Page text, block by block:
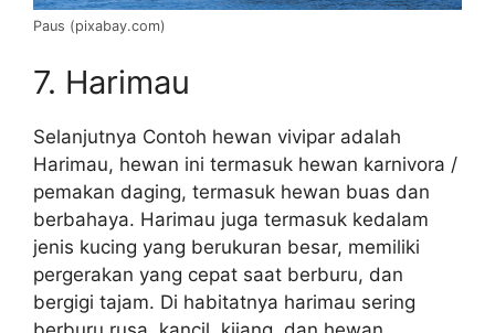
Paus (pixabay.com)
7. Harimau
Selanjutnya Contoh hewan vivipar adalah
Harimau, hewan ini termasuk hewan karnivora /
pemakan daging, termasuk hewan buas dan
berbahaya. Harimau juga termasuk kedalam
jenis kucing yang berukuran besar, memiliki
pergerakan yang cepat saat berburu, dan
bergigi tajam. Di habitatnya harimau sering